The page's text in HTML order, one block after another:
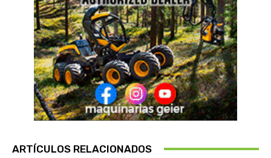
ARTÍCULOS RELACIONADOS